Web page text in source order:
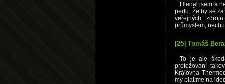
Hledal jsem a
perlu. Že by se
veřejných
průmyslem,
[25] Tomáš
To je ale
protežování
Královna
my platíme na